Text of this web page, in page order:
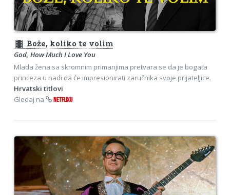
theaters Bože, koliko te volim
God, How Much I Love You
Mlada žena sa skromnim primanjima pretvara se da je bogata
princeza u nadi da će impresionirati zaručnika svoje prijateljice.
Hrvatski titlovi
Gledaj na
NETFLIXU